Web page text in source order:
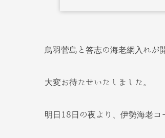
鳥羽菅島と答志の海老網入れが
大変お待たせいたしました。
明日18日の夜より、伊勢海老コ